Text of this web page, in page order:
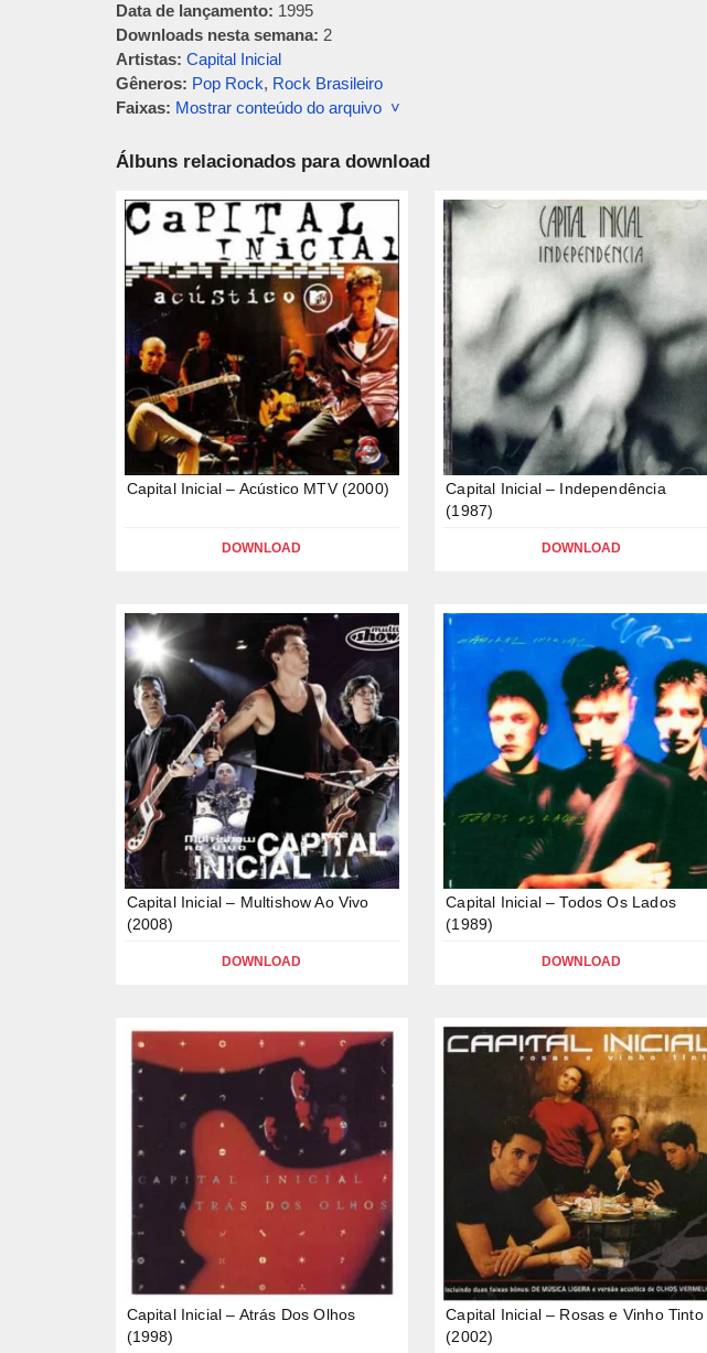
Data de lançamento: 1995
Downloads nesta semana: 2
Artistas: Capital Inicial
Gêneros: Pop Rock, Rock Brasileiro
Faixas: Mostrar conteúdo do arquivo ˅
Álbuns relacionados para download
Capital Inicial – Acústico MTV (2000)
DOWNLOAD
Capital Inicial – Independência
(1987)
DOWNLOAD
Capital Inicial – Multishow Ao Vivo
(2008)
DOWNLOAD
Capital Inicial – Todos Os Lados
(1989)
DOWNLOAD
Capital Inicial – Atrás Dos Olhos
(1998)
Capital Inicial – Rosas e Vinho Tinto
(2002)